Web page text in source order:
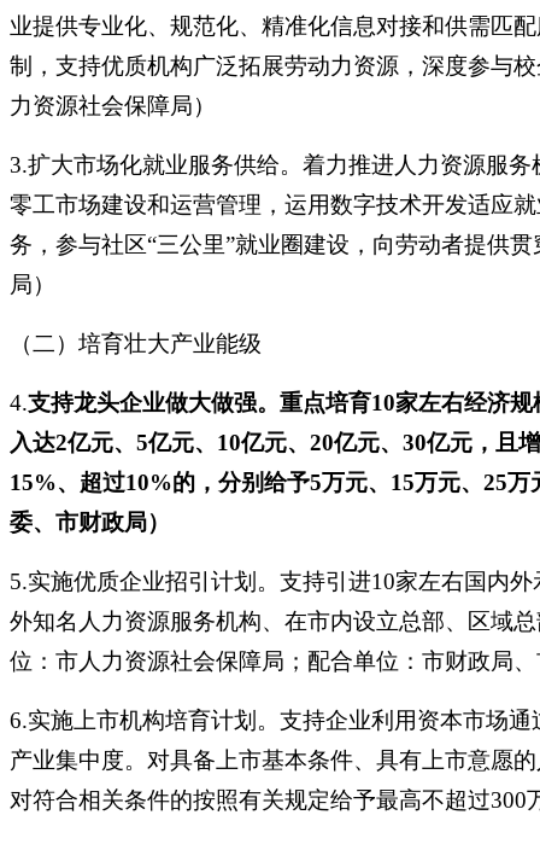
业提供专业化、规范化、精准化信息对接和供需匹
制，支持优质机构广泛拓展劳动力资源，深度参与
力资源社会保障局）
3.扩大市场化就业服务供给。着力推进人力资源服
零工市场建设和运营管理，运用数字技术开发适应
务，参与社区“三公里”就业圈建设，向劳动者提供
局）
（二）培育壮大产业能级
4.支持龙头企业做大做强。重点培育10家左右经济
入达2亿元、5亿元、10亿元、20亿元、30亿元，且
15%、超过10%的，分别给予5万元、15万元、25
委、市财政局）
5.实施优质企业招引计划。支持引进10家左右国内
外知名人力资源服务机构、在市内设立总部、区域
位：市人力资源社会保障局；配合单位：市财政局
6.实施上市机构培育计划。支持企业利用资本市场
产业集中度。对具备上市基本条件、具有上市意愿
对符合相关条件的按照有关规定给予最高不超过